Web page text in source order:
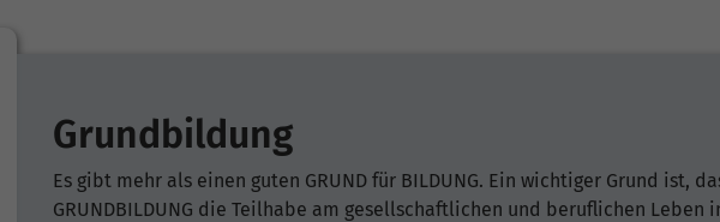
Grundbildung
Es gibt mehr als einen guten GRUND für BILDUNG. Ein wichtiger Grund ist,
GRUNDBILDUNG die Teilhabe am gesellschaftlichen und beruflichen Leben